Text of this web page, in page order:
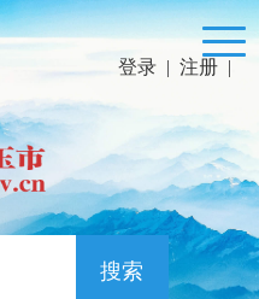
登录 | 注册 |
搜索